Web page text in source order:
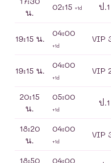
น.
02:15 +1d ป.1
19:15 น.
04:00
+1d
VIP
19:15 น.
04:00
+1d
VIP
20:15
น.
05:00
+1d
ป.1
18:20
น.
04:00
+1d
VIP
18:50
04:00